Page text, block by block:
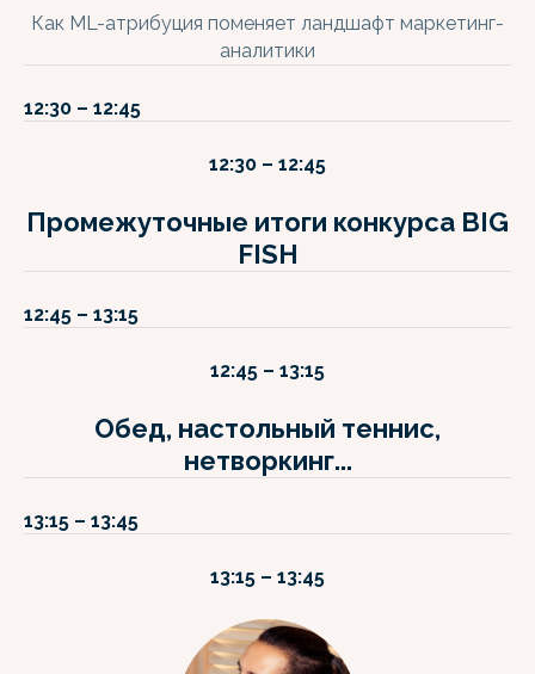
Как ML-атрибуция поменяет ландшафт маркетинг-
аналитики
12:30 – 12:45
12:30 – 12:45
Промежуточные итоги конкурса BIG
FISH
12:45 – 13:15
12:45 – 13:15
Обед, настольный теннис,
нетворкинг...
13:15 – 13:45
13:15 – 13:45